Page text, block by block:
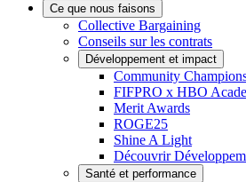
Ce que nous faisons
Collective Bargaining
Conseils sur les contrats
Développement et impact
Community
FIFPRO x HBO
Merit Awards
ROGE25
Shine A Light
Découvrir
Santé et performance